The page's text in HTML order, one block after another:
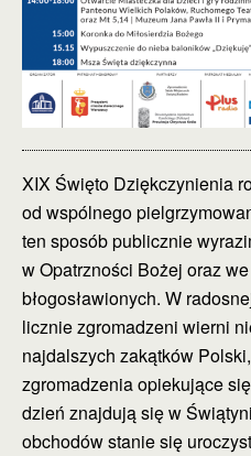
XIX Święto Dziękczynienia
od wspólnego
ten sposób publicznie
w Opatrzności Bożej oraz
błogosławionych. W
licznie zgromadzeni wierni
najdalszych zakątków
zgromadzenia opiekujące
dzień znajdują się w
obchodów stanie się